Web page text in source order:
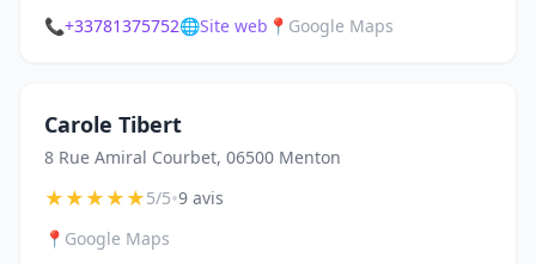
📞+33781375752🌐Site web 📍 Google Maps
Carole Tibert
8 Rue Amiral Courbet, 06500 Menton
★★★★★5/5•9 avis
📍 Google Maps